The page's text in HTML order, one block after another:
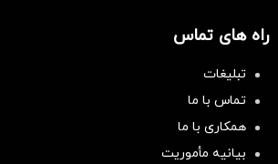
راه های تماس
تبلیغات
تماس با ما
همکاری با ما
بیانیه مأموریت